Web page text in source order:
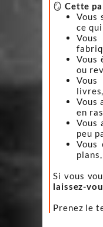
🪞 Cette
Vous
ce
Vous
ou
Vous
Vous
en
Vous
peu
Vous
Si vous
laissez-
Prenez le